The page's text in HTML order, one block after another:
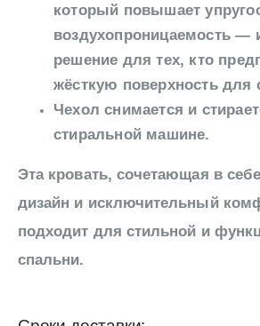
который повышает
воздухопроницаемость —
решение для тех, кто
жёсткую поверхность для
Чехол снимается и
стиральной машине.
Эта кровать, сочетающая в
дизайн и исключительный
подходит для стильной и
спальни.